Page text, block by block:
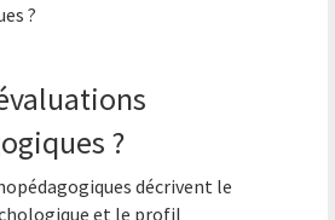
?
?
décrivent le
et le profil